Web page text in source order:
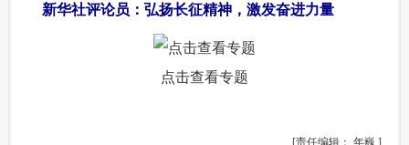
新华社评论员：弘扬长征精神，激发奋进力量
点击查看专题
[责任编辑： 年巍 ]